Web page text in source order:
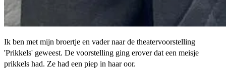
Ik ben met mijn broertje en vader naar de theatervoorstelling
'Prikkels' geweest. De voorstelling ging erover dat een meisje
prikkels had. Ze had een piep in haar oor.